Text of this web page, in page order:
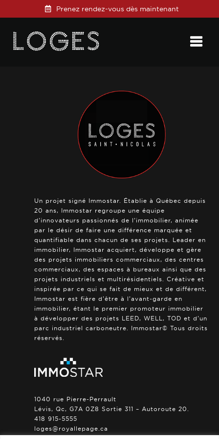
Prenez rendez-vous dès maintenant
Un projet signé Immostar. Établie à Québec depuis
20 ans, Immostar regroupe une équipe
d’innovateurs passionnés de l’immobilier, animée
par le désir de faire une différence marquée et
quantifiable dans chacun de ses projets. Leader en
immobilier, Immostar acquiert, développe et gère
des projets immobiliers commerciaux, des centres
commerciaux, des espaces à bureaux ainsi que des
projets industriels et multirésidentiels. Créative et
inspirée par ce qui se fait de mieux et de différent,
Immostar est fière d’être à l’avant-garde en
immobilier, étant le premier promoteur immobilier
à développer des projets LEED, WELL, TOD et d’un
parc industriel carboneutre. Immostar© Tous droits
réservés.
1040 rue Pierre-Perrault
Lévis, Qc, G7A 0Z8 Sortie 311 – Autoroute 20.
418 915-5555
loges@royallepage.ca